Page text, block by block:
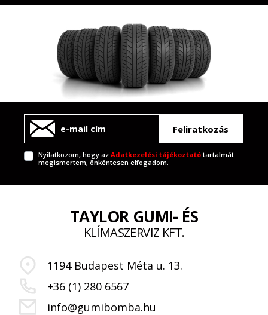
Feliratkozás
Nyilatkozom, hogy azAdatkezelési tájékoztató tartalmát
megismertem, önkéntesen elfogadom.
TAYLOR GUMI- ÉS
KLÍMASZERVIZ KFT.
1194 Budapest Méta u. 13.
+36 (1) 280 6567
info@gumibomba.hu